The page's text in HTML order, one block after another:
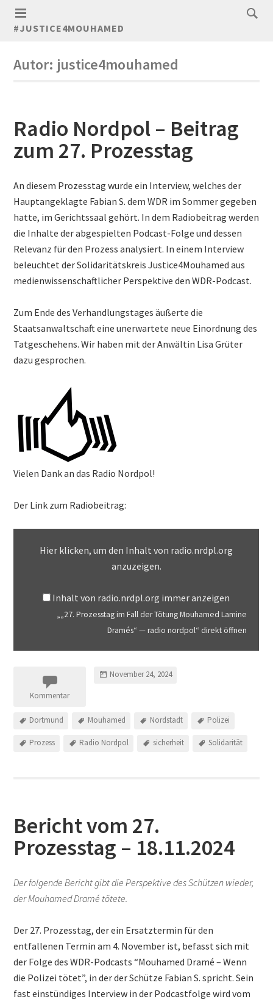
#JUSTICE4MOUHAMED
Autor: justice4mouhamed
Radio Nordpol – Beitrag
zum 27. Prozesstag
An diesem Prozesstag wurde ein Interview, welches der
Hauptangeklagte Fabian S. dem WDR im Sommer gegeben
hatte, im Gerichtssaal gehört. In dem Radiobeitrag werden
die Inhalte der abgespielten Podcast-Folge und dessen
Relevanz für den Prozess analysiert. In einem Interview
beleuchtet der Solidaritätskreis Justice4Mouhamed aus
medienwissenschaftlicher Perspektive den WDR-Podcast.
Zum Ende des Verhandlungstages äußerte die
Staatsanwaltschaft eine unerwartete neue Einordnung des
Tatgeschehens. Wir haben mit der Anwältin Lisa Grüter
dazu gesprochen.
Vielen Dank an das Radio Nordpol!
Der Link zum Radiobeitrag:
Hier klicken, um den Inhalt von radio.nrdpl.org
anzuzeigen.
Inhalt von radio.nrdpl.org immer anzeigen
„„27. Prozesstag im Fall der Tötung Mouhamed Lamine
Dramés“ — radio nordpol“ direkt öffnen
Kommentar
November 24, 2024
Dortmund Mouhamed Nordstadt Polizei
Prozess Radio Nordpol sicherheit Solidarität
Bericht vom 27.
Prozesstag – 18.11.2024
Der folgende Bericht gibt die Perspektive des Schützen wieder,
der Mouhamed Dramé tötete.
Der 27. Prozesstag, der ein Ersatztermin für den
entfallenen Termin am 4. November ist, befasst sich mit
der Folge des WDR-Podcasts “Mouhamed Dramé – Wenn
die Polizei tötet”, in der der Schütze Fabian S. spricht. Sein
fast einstündiges Interview in der Podcastfolge wird vom